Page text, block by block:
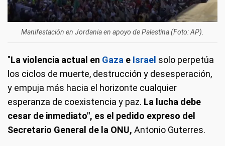
Manifestación en Jordania en apoyo de Palestina (Foto: AP).
"La violencia actual en Gaza e Israel solo perpetúa
los ciclos de muerte, destrucción y desesperación,
y empuja más hacia el horizonte cualquier
esperanza de coexistencia y paz. La lucha debe
cesar de inmediato", es el pedido expreso del
Secretario General de la ONU, Antonio Guterres.